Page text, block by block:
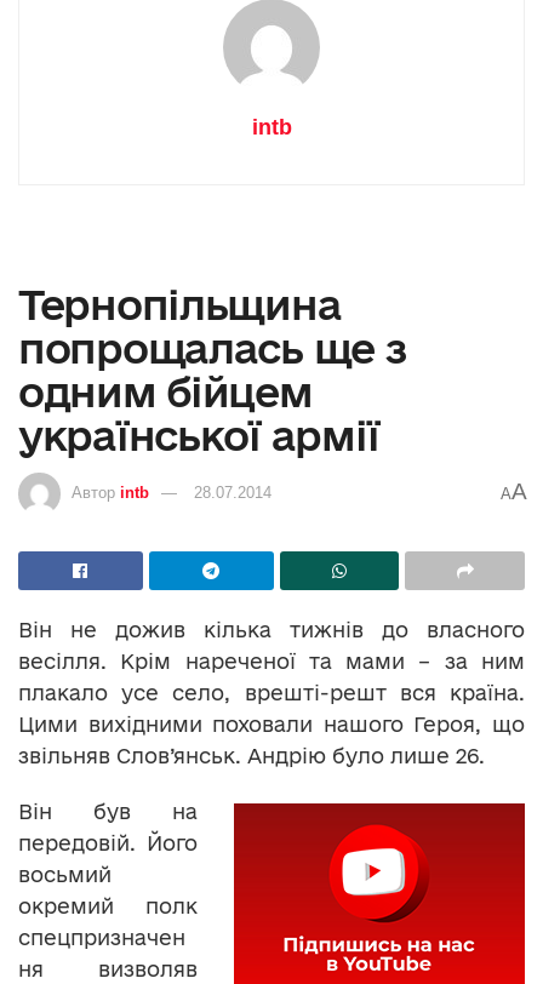
intb
Тернопільщина
попрощалась ще з
одним бійцем
української армії
Автор intb 28.07.2014 AA
Він не дожив кілька тижнів до власного
весілля. Крім нареченої та мами – за ним
плакало усе село, врешті-решт вся країна.
Цими вихідними поховали нашого Героя, що
звільняв Слов’янськ. Андрію було лише 26.
Він був на
передовій. Його
восьмий
окремий полк
спецпризначен
ня визволяв